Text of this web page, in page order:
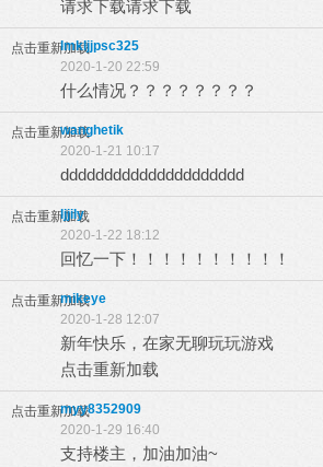
请求下载请求下载
点击重新加载lmkljjpsc325
2020-1-20 22:59
什么情况？？？？？？？？
点击重新加载wanghetik
2020-1-21 10:17
ddddddddddddddddddddd
点击重新加载
ljjily
2020-1-22 18:12
回忆一下！！！！！！！！！！
点击重新加载
mikeye
2020-1-28 12:07
新年快乐，在家无聊玩玩游戏
点击重新加载
点击重新加载myy8352909
2020-1-29 16:40
支持楼主，加油加油~